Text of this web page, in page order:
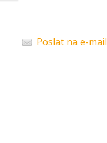
Poslat na e-mail